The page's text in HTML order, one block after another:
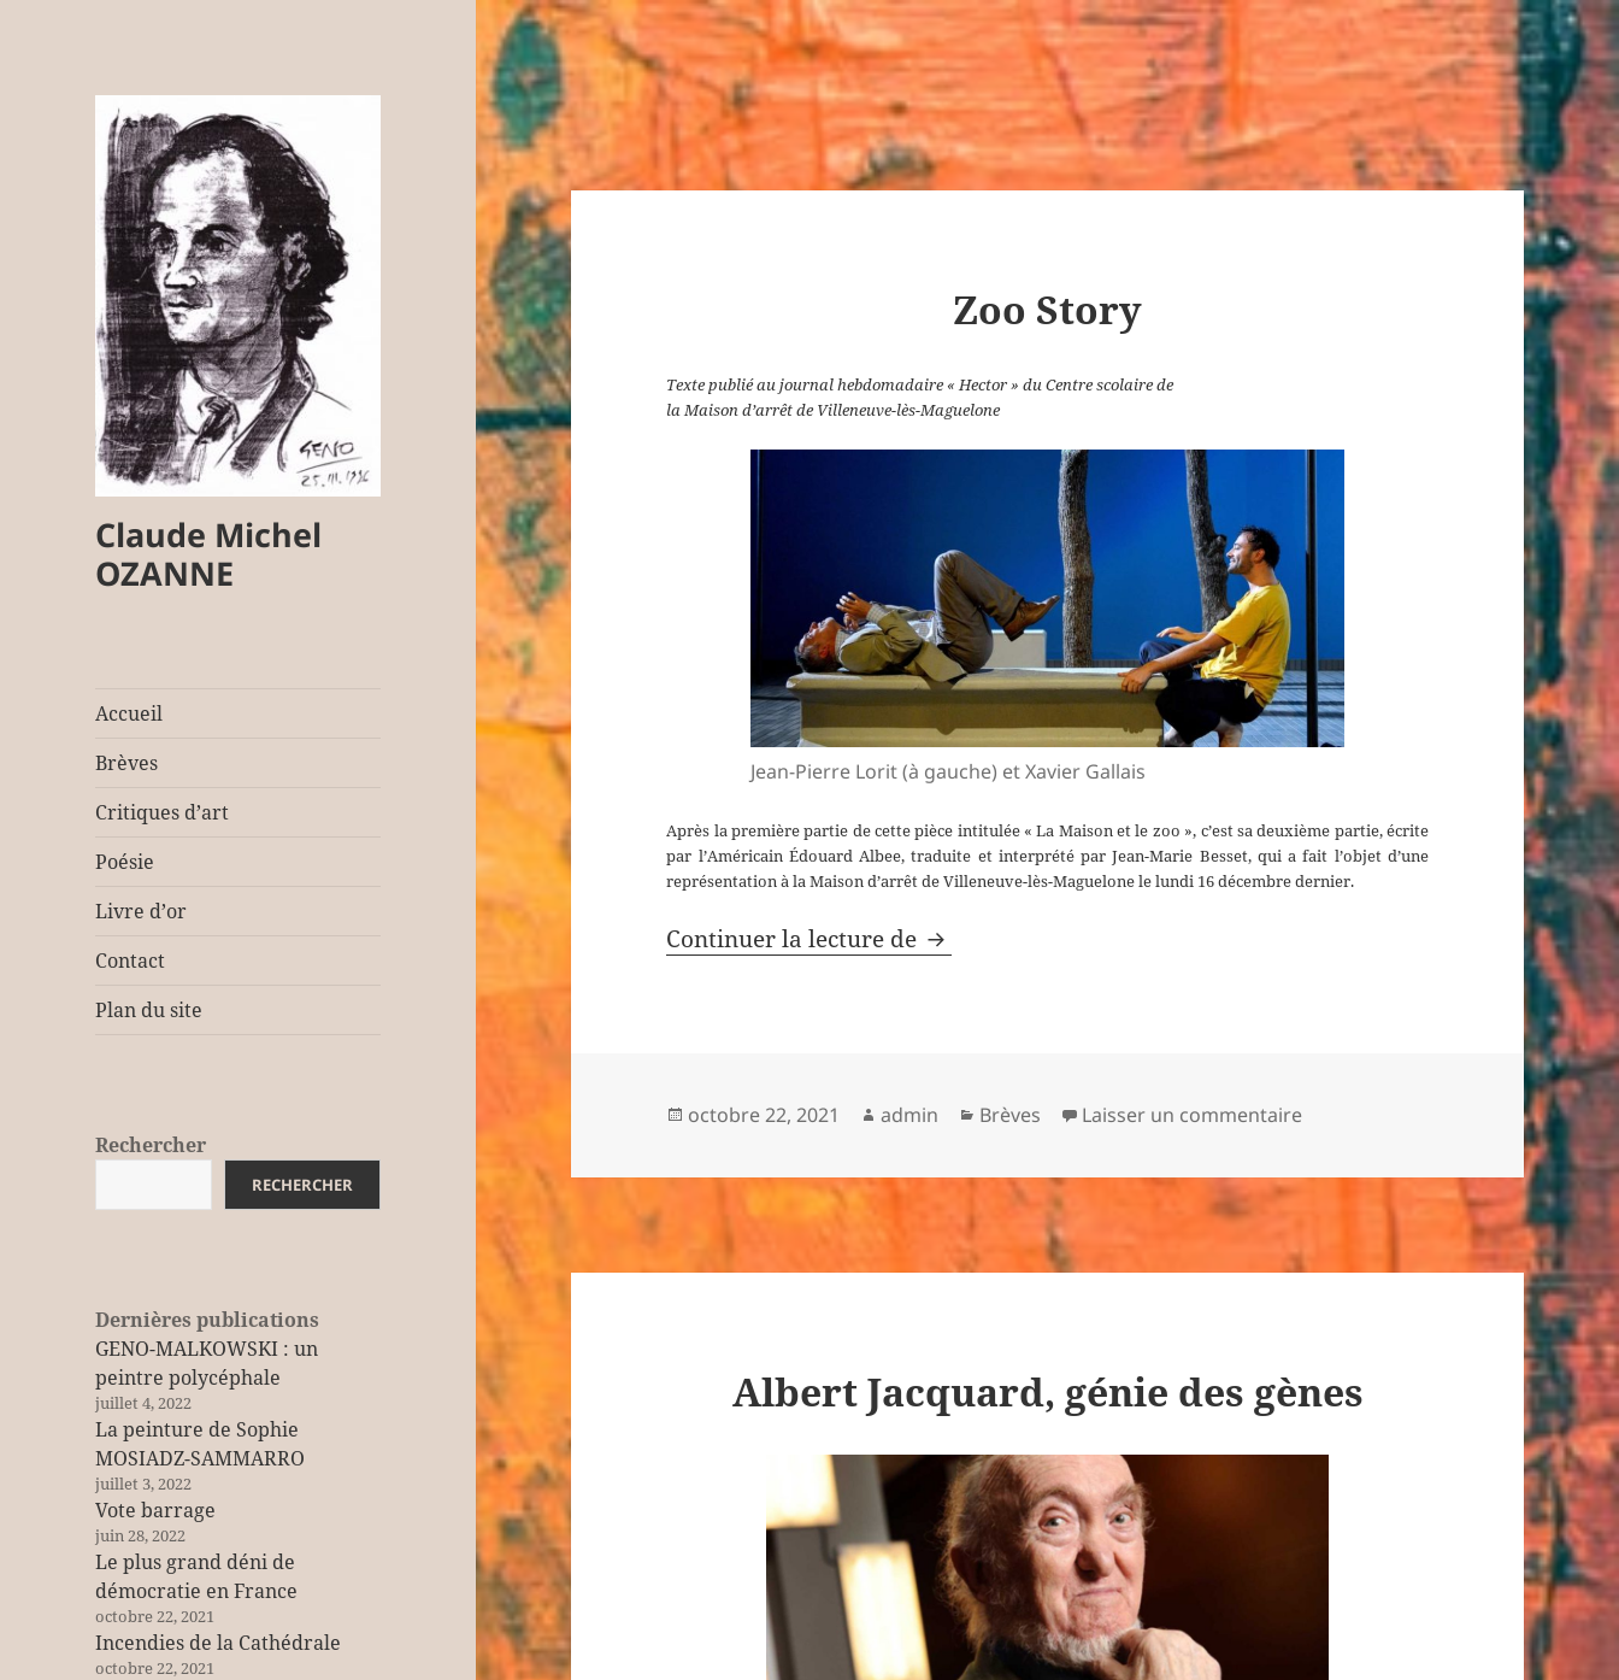
Claude Michel
OZANNE
Accueil
Brèves
Critiques d’art
Poésie
Livre d’or
Contact
Plan du site
Rechercher
RECHERCHER
Dernières publications
GENO-MALKOWSKI : un
peintre polycéphale
juillet 4, 2022
La peinture de Sophie
MOSIADZ-SAMMARRO
juillet 3, 2022
Vote barrage
juin 28, 2022
Le plus grand déni de
démocratie en France
octobre 22, 2021
Incendies de la Cathédrale
octobre 22, 2021
Zoo Story
Texte publié au journal hebdomadaire « Hector » du Centre scolaire de
la Maison d’arrêt de Villeneuve-lès-Maguelone
Jean-Pierre Lorit (à gauche) et Xavier Gallais
Après la première partie de cette pièce intitulée « La Maison et le zoo », c’est sa deuxième partie, écrite
par l’Américain Édouard Albee, traduite et interprété par Jean-Marie Besset, qui a fait l’objet d’une
représentation à la Maison d’arrêt de Villeneuve-lès-Maguelone le lundi 16 décembre dernier.
Continuer la lecture de Zoo Story
Publié
octobre 22, 2021 Auteur
admin Catégories
Brèves Laisser un commentairesur Zoo Story
Albert Jacquard, génie des gènes